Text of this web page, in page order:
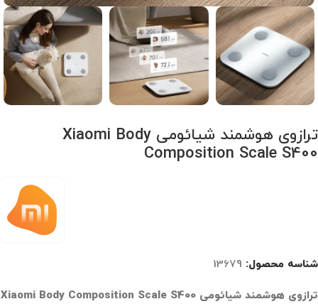
ترازوی هوشمند شیائومی Xiaomi Body
Composition Scale S400
شناسه محصول: 13679
ترازوی هوشمند شیائومی Xiaomi Body Composition Scale S400